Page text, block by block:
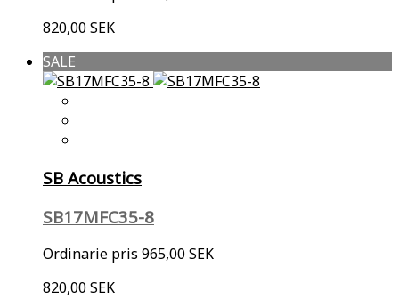
820,00 SEK
SALE
SB Acoustics
SB17MFC35-8
Ordinarie pris 965,00 SEK
820,00 SEK